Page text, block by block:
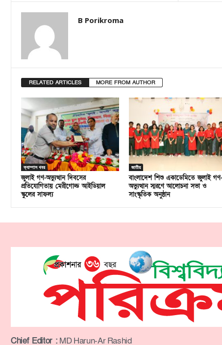
B Porikroma
RELATED ARTICLES MORE FROM AUTHOR
ক্যাম্পাস খবর
জুলাই গণ-অভ্যুত্থান দিবসের
প্রতিযোগিতায় মেরীগোল্ড আইডিয়াল
স্কুলের সাফল্য
জাতীয়
বাংলাদেশ শিশু একাডেমিতে জুলাই গণ-
অভ্যুত্থান স্মরণে আলোচনা সভা ও
সাংস্কৃতিক অনুষ্ঠান
Chief Editor : MD Harun-Ar Rashid